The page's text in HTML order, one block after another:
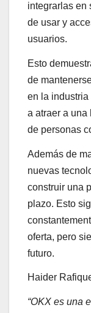
integrarlas en
de usar y
usuarios.
Esto
de
en la
a atraer a una
de personas
Además de
nuevas
construir una
plazo. Esto
oferta, pero
futuro.
Haider
“OKX es una